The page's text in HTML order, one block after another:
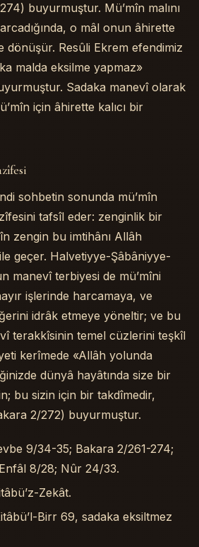
buyurmuştur. Mü’mîn malını
o mâl onun âhirette
dönüşür. Resûli Ekrem efendimiz
malda eksilme yapmaz»
Sadaka manevî olarak
için âhirette kalıcı bir
sohbetin sonunda mü’mîn
tafsîl eder: zenginlik bir
zengin bu imtihânı Allâh
geçer. Halvetiyye-Şâbâniyye-
manevî terbiyesi de mü’mîni
işlerinde harcamaya, ve
idrâk etmeye yöneltir; ve bu
terakkîsinin temel cüzlerini teşkîl
kerîmede «Allâh yolunda
dünyâ hayâtında size bir
bu sizin için bir takdîmedir,
2/272) buyurmuştur.
9/34-35; Bakara 2/261-274;
8/28; Nûr 24/33.
Zekât.
Birr 69, sadaka eksiltmez